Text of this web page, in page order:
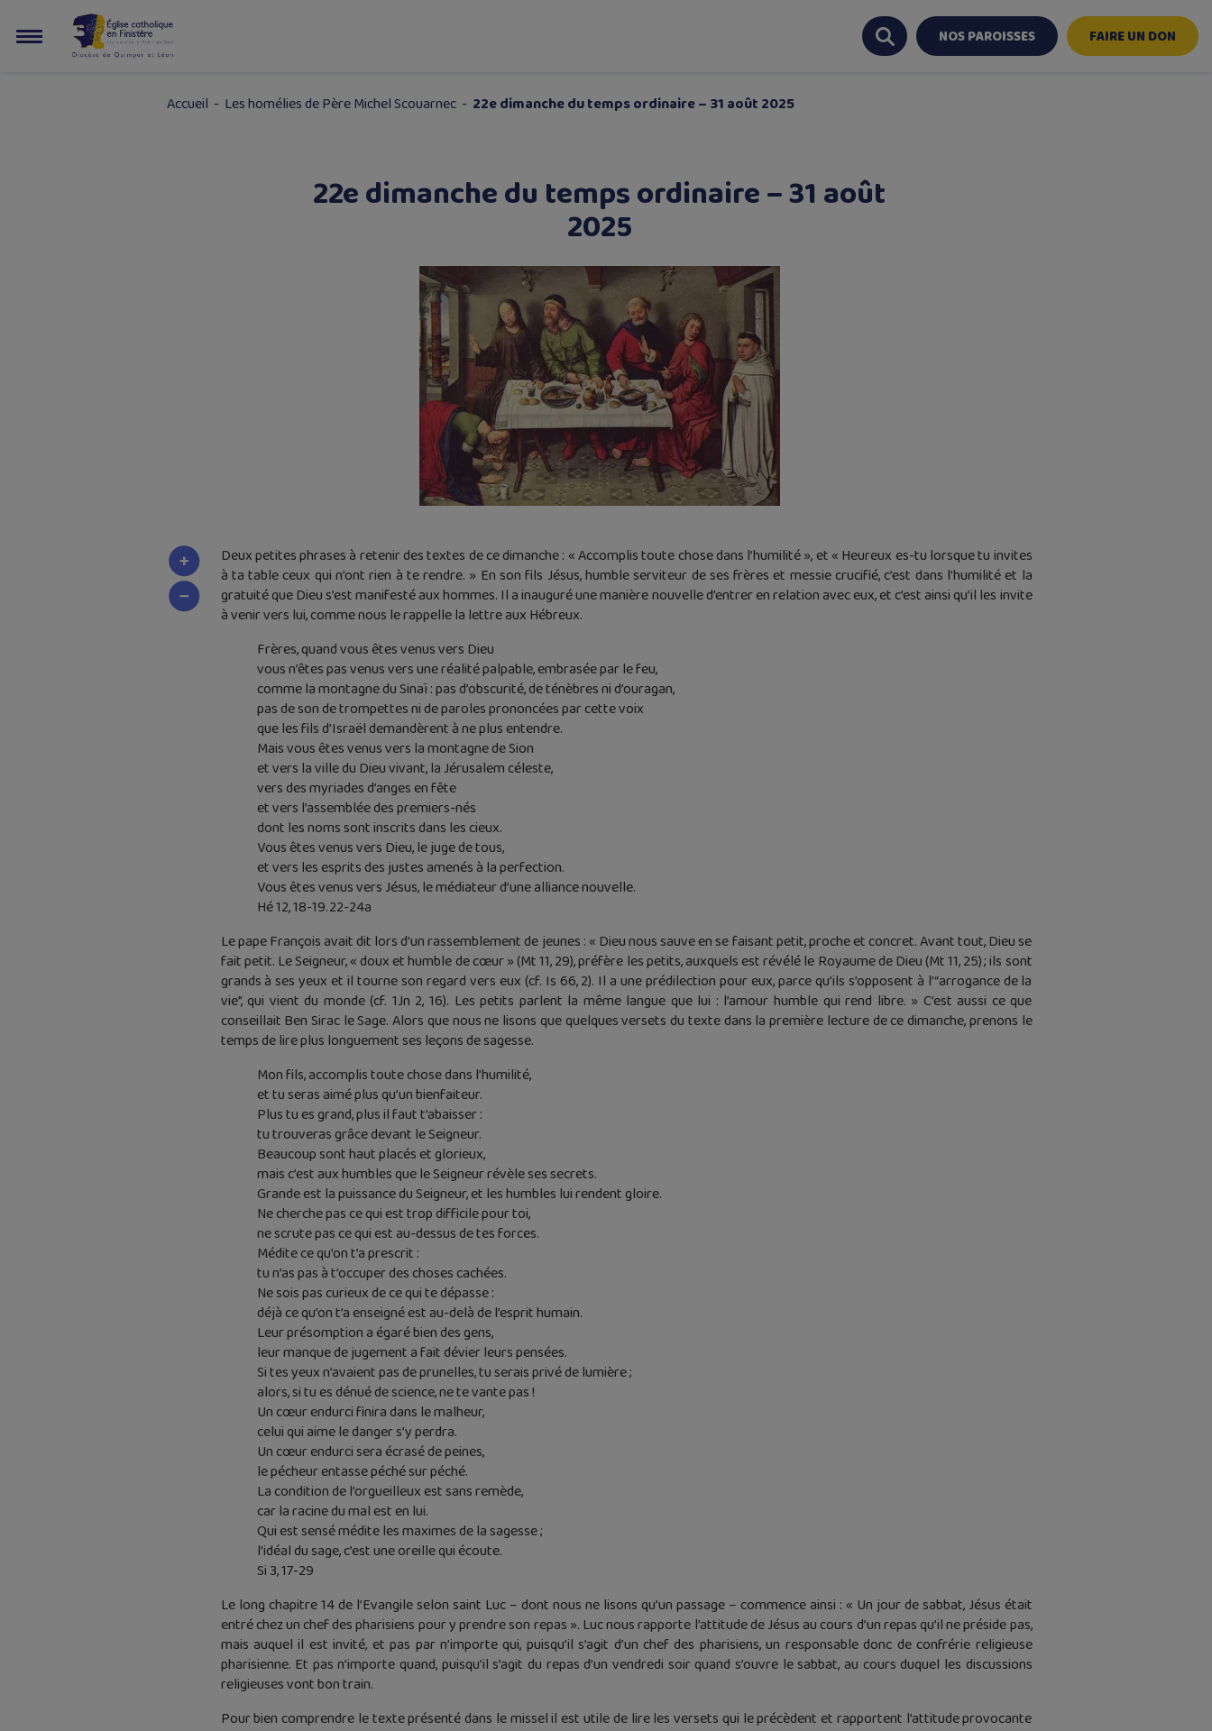
NOS PAROISSES FAIRE UN DON
Accueil - Les homélies de Père Michel Scouarnec- 22e dimanche du temps ordinaire – 31 août 2025
22e dimanche du temps ordinaire – 31 août
2025
Deux petites phrases à retenir des textes de ce dimanche : « Accomplis toute chose dans l’humilité », et « Heureux es-tu lorsque tu invites
à ta table ceux qui n’ont rien à te rendre. » En son fils Jésus, humble serviteur de ses frères et messie crucifié, c’est dans l’humilité et la
gratuité que Dieu s’est manifesté aux hommes. Il a inauguré une manière nouvelle d’entrer en relation avec eux, et c’est ainsi qu’il les invite
à venir vers lui, comme nous le rappelle la lettre aux Hébreux.
Frères, quand vous êtes venus vers Dieu
vous n’êtes pas venus vers une réalité palpable, embrasée par le feu,
comme la montagne du Sinaï : pas d’obscurité, de ténèbres ni d’ouragan,
pas de son de trompettes ni de paroles prononcées par cette voix
que les fils d’Israël demandèrent à ne plus entendre.
Mais vous êtes venus vers la montagne de Sion
et vers la ville du Dieu vivant, la Jérusalem céleste,
vers des myriades d’anges en fête
et vers l’assemblée des premiers-nés
dont les noms sont inscrits dans les cieux.
Vous êtes venus vers Dieu, le juge de tous,
et vers les esprits des justes amenés à la perfection.
Vous êtes venus vers Jésus, le médiateur d’une alliance nouvelle.
Hé 12, 18-19.22-24a
Le pape François avait dit lors d’un rassemblement de jeunes : « Dieu nous sauve en se faisant petit, proche et concret. Avant tout, Dieu se
fait petit. Le Seigneur, « doux et humble de cœur » (Mt 11, 29), préfère les petits, auxquels est révélé le Royaume de Dieu (Mt 11, 25) ; ils sont
grands à ses yeux et il tourne son regard vers eux (cf. Is 66, 2). Il a une prédilection pour eux, parce qu’ils s’opposent à l’“arrogance de la
vie”, qui vient du monde (cf. 1Jn 2, 16). Les petits parlent la même langue que lui : l’amour humble qui rend libre. » C’est aussi ce que
conseillait Ben Sirac le Sage. Alors que nous ne lisons que quelques versets du texte dans la première lecture de ce dimanche, prenons le
temps de lire plus longuement ses leçons de sagesse.
Mon fils, accomplis toute chose dans l’humilité,
et tu seras aimé plus qu’un bienfaiteur.
Plus tu es grand, plus il faut t’abaisser :
tu trouveras grâce devant le Seigneur.
Beaucoup sont haut placés et glorieux,
mais c’est aux humbles que le Seigneur révèle ses secrets.
Grande est la puissance du Seigneur, et les humbles lui rendent gloire.
Ne cherche pas ce qui est trop difficile pour toi,
ne scrute pas ce qui est au-dessus de tes forces.
Médite ce qu’on t’a prescrit :
tu n’as pas à t’occuper des choses cachées.
Ne sois pas curieux de ce qui te dépasse :
déjà ce qu’on t’a enseigné est au-delà de l’esprit humain.
Leur présomption a égaré bien des gens,
leur manque de jugement a fait dévier leurs pensées.
Si tes yeux n’avaient pas de prunelles, tu serais privé de lumière ;
alors, si tu es dénué de science, ne te vante pas !
Un cœur endurci finira dans le malheur,
celui qui aime le danger s’y perdra.
Un cœur endurci sera écrasé de peines,
le pécheur entasse péché sur péché.
La condition de l’orgueilleux est sans remède,
car la racine du mal est en lui.
Qui est sensé médite les maximes de la sagesse ;
l’idéal du sage, c’est une oreille qui écoute.
Si 3, 17-29
Le long chapitre 14 de l’Evangile selon saint Luc – dont nous ne lisons qu’un passage – commence ainsi : « Un jour de sabbat, Jésus était
entré chez un chef des pharisiens pour y prendre son repas ». Luc nous rapporte l’attitude de Jésus au cours d’un repas qu’il ne préside pas,
mais auquel il est invité, et pas par n’importe qui, puisqu’il s’agit d’un chef des pharisiens, un responsable donc de confrérie religieuse
pharisienne. Et pas n’importe quand, puisqu’il s’agit du repas d’un vendredi soir quand s’ouvre le sabbat, au cours duquel les discussions
religieuses vont bon train.
Pour bien comprendre le texte présenté dans le missel il est utile de lire les versets qui le précèdent et rapportent l’attitude provocante